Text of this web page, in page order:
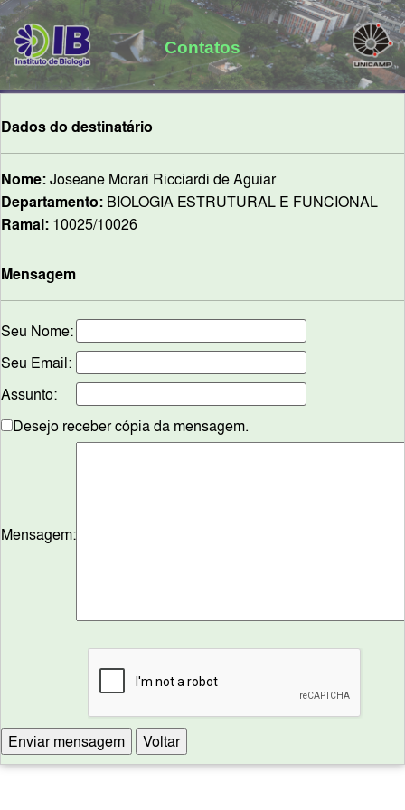
Contatos
Dados do destinatário
Nome:Joseane Morari Ricciardi de Aguiar
Departamento: BIOLOGIA ESTRUTURAL E FUNCIONAL
Ramal: 10025/10026
Mensagem
Seu Nome:
Seu Email:
Assunto:
Desejo receber cópia da mensagem.
Mensagem: